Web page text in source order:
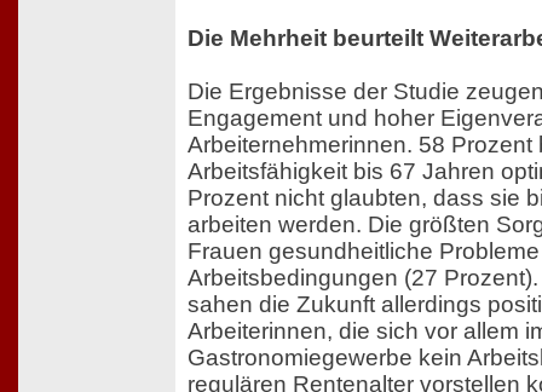
Die Mehrheit beurteilt
Die Ergebnisse der Studie
Engagement und hoher
Arbeiternehmerinnen. 58 Prozent
Arbeitsfähigkeit bis 67 Jahren
Prozent nicht glaubten, dass sie
arbeiten werden. Die größten
Frauen gesundheitliche
Arbeitsbedingungen (27
sahen die Zukunft allerdings
Arbeiterinnen, die sich vor allem
Gastronomiegewerbe kein
regulären Rentenalter vorstellen